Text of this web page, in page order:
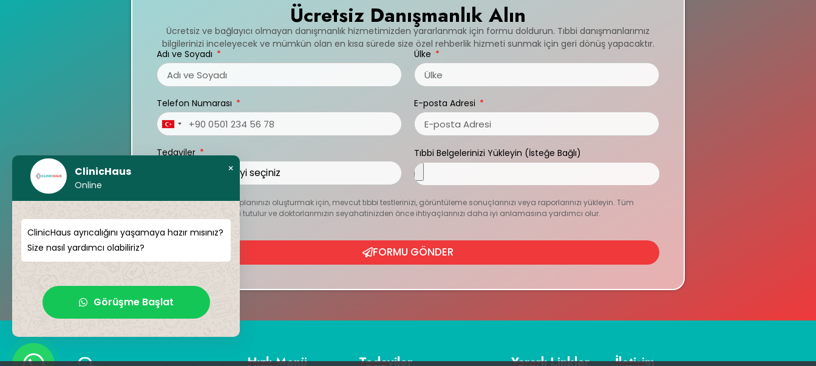
Ücretsiz Danışmanlık Alın
Ücretsiz ve bağlayıcı olmayan danışmanlık hizmetimizden yararlanmak için formu doldurun. Tıbbi danışmanlarımız
bilgilerinizi inceleyecek ve mümkün olan en kısa sürede size özel rehberlik hizmeti sunmak için geri dönüş yapacaktır.
Adı ve Soyadı
Ülke
Telefon Numarası
Turkey
E-posta Adresi
Tedaviler Tıbbi Belgelerinizi Yükleyin (İsteğe Bağlı)
Kişiselleştirilmiş tedavi planınızı oluşturmak için, mevcut tıbbi testlerinizi, görüntüleme sonuçlarınızı veya raporlarınızı yükleyin. Tüm
dosyalar kesinlikle gizli tutulur ve doktorlarımızın seyahatinizden önce ihtiyaçlarınızı daha iyi anlamasına yardımcı olur.
FORMU GÖNDER
Hızlı Menü Tedaviler Yararlı Linkler İletişim
ClinicHaus
Online
×
ClinicHaus ayrıcalığını yaşamaya hazır mısınız?
Size nasıl yardımcı olabiliriz?
Görüşme Başlat